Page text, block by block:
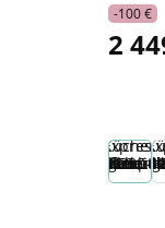
-100 €
2